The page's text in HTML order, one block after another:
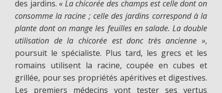
des jardins.« La chicorée des champs est celle dont on
consomme la racine ; celle des jardins correspond à la
plante dont on mange les feuilles en salade. La double
utilisation de la chicorée est donc très ancienne »,
poursuit le spécialiste. Plus tard, les grecs et les
romains utilisent la racine, coupée en cubes et
grillée, pour ses propriétés apéritives et digestives.
Les premiers médecins vont tester ses vertus